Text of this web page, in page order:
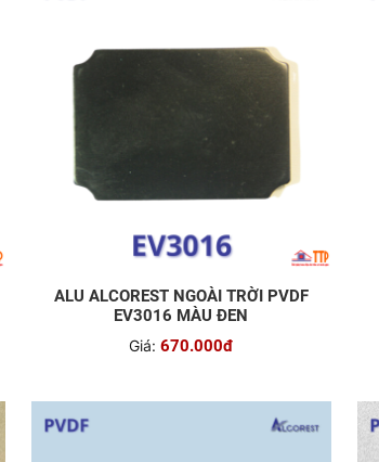
ALU ALCOREST NGOÀI TRỜI PVDF
EV3016 MÀU ĐEN
Giá: 670.000đ